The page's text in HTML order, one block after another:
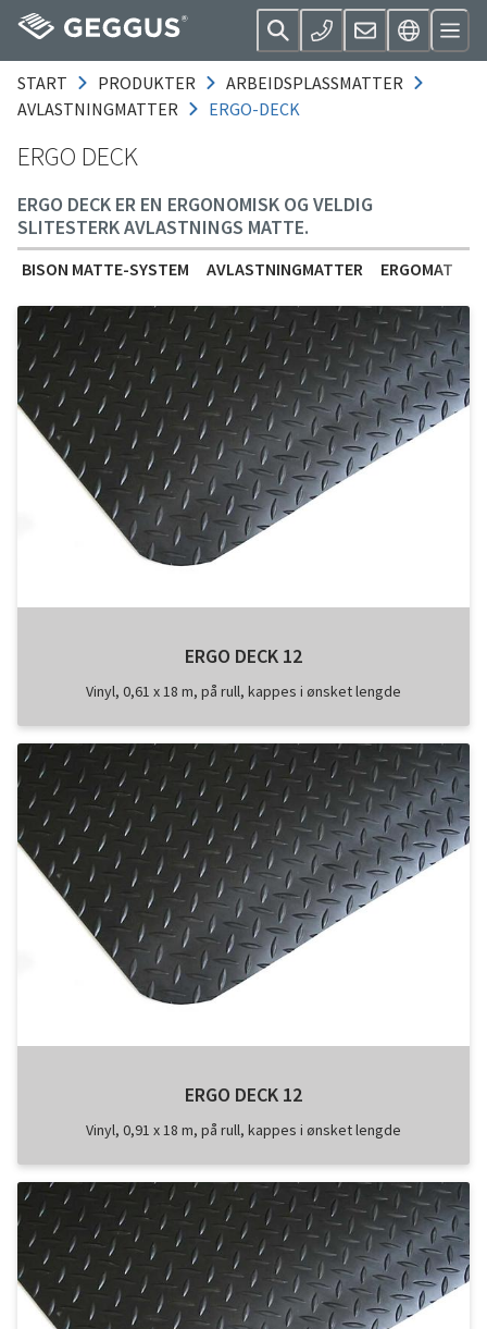
START PRODUKTER
ARBEIDSPLASSMATTER
AVLASTNINGMATTER
ERGO-DECK
ERGO DECK
ERGO DECK ER EN ERGONOMISK OG VELDIG
SLITESTERK AVLASTNINGS MATTE.
BISON MATTE-SYSTEM AVLASTNINGMATTER ERGOMAT
ERGO DECK 12
Vinyl, 0,61 x 18 m, på rull, kappes i ønsket lengde
ERGO DECK 12
Vinyl, 0,91 x 18 m, på rull, kappes i ønsket lengde